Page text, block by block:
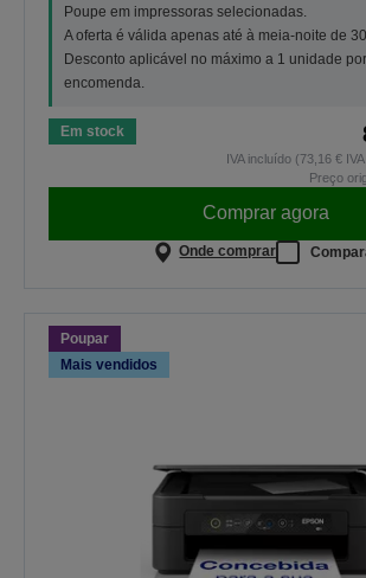
Poupe em impressoras selecionadas.
A oferta é válida apenas até à meia-noite de
Desconto aplicável no máximo a 1 unidade
encomenda.
Em stock
IVA incluído (73,16 €
Preço
Comprar agora
Onde comprar
Poupar
Mais vendidos